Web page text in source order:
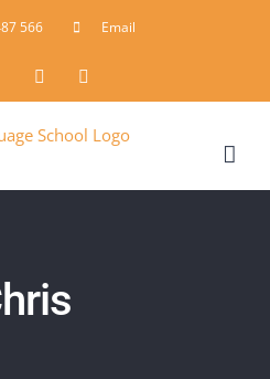
566 Email
LinkedIn